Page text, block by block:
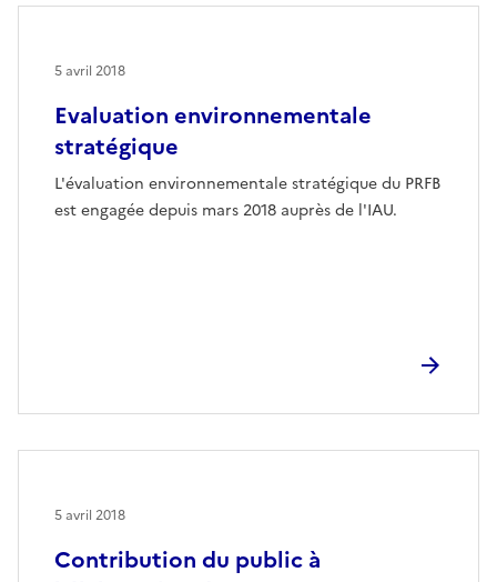
Evaluation environnementale
stratégique
L'évaluation environnementale stratégique du PRFB
est engagée depuis mars 2018 auprès de l'IAU.
5 avril 2018
Contribution du public à
5 avril 2018